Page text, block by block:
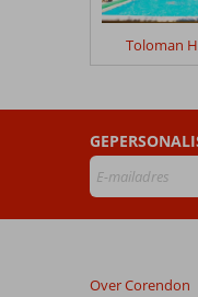
verblijf
Romantik
die
ouder
zijn
Toloman
Over Corendon